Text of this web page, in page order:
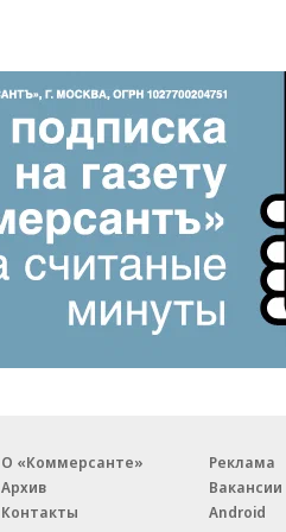
О «Коммерсанте»
Архив
Контакты
Реклама
Вакансии
Android